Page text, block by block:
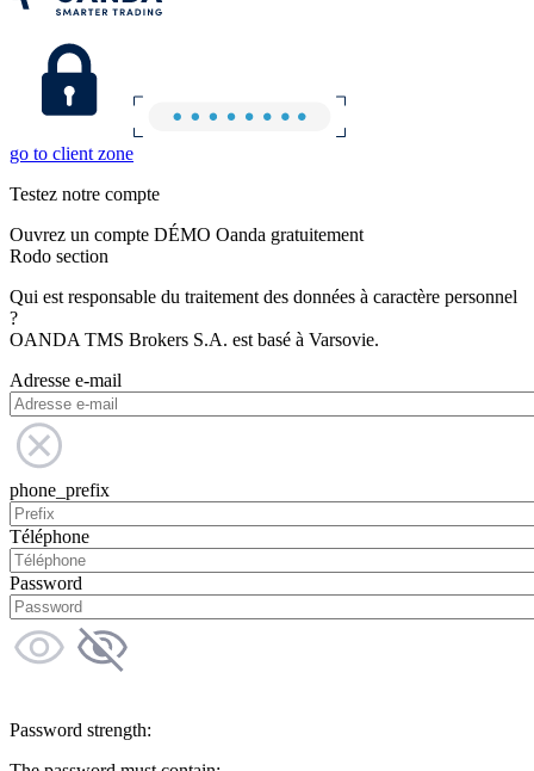
go to client zone
Testez notre compte
Ouvrez un compte DÉMO Oanda gratuitement
Rodo section
Qui est responsable du traitement des données à caractère personnel
?
OANDA TMS Brokers S.A. est basé à Varsovie.
Adresse e-mail
phone_prefix
Téléphone
Password
Password strength: